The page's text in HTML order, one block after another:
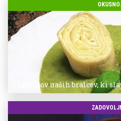
7 receptov naših bralcev, ki